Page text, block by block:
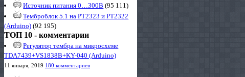
Источник питания 0…300В (95 111)
Темброблок 5.1 на PT2323 и PT2322
(Arduino) (92 195)
ТОП 10 - комментарии
Регулятор тембра на микросхеме
TDA7439+VS1838B+KY-040 (Arduino)
11 января, 2019 180 комментариев